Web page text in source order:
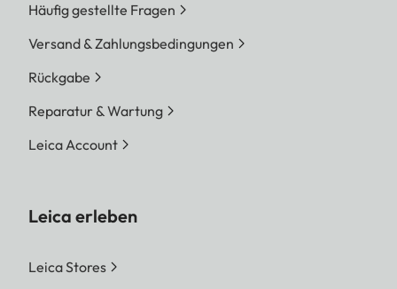
Häufig gestellte Fragen
Versand & Zahlungsbedingungen
Rückgabe
Reparatur & Wartung
Leica Account
Leica erleben
Leica Stores